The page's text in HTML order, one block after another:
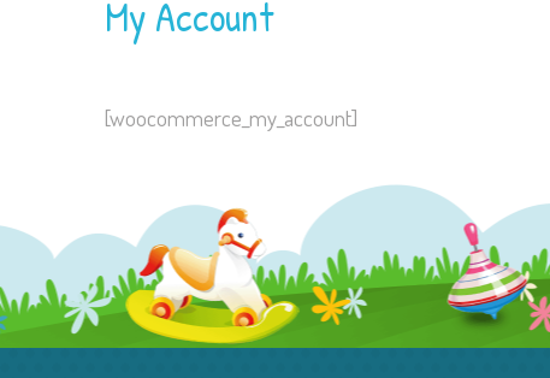
My Account
[woocommerce_my_account]